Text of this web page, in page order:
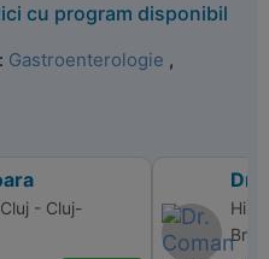
cu program disponibil
Gastroenterologie ,
- Cluj-
Dr.